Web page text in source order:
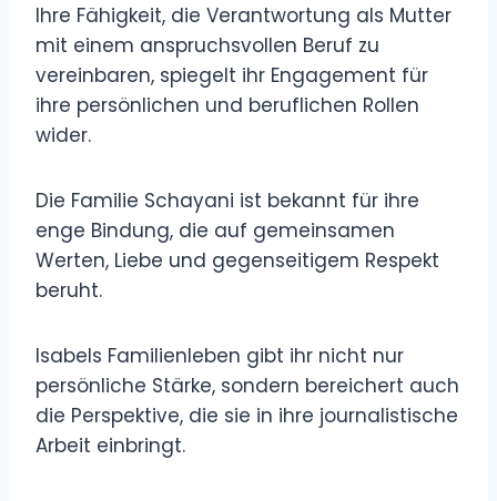
Ihre Fähigkeit, die Verantwortung als Mutter
mit einem anspruchsvollen Beruf zu
vereinbaren, spiegelt ihr Engagement für
ihre persönlichen und beruflichen Rollen
wider.
Die Familie Schayani ist bekannt für ihre
enge Bindung, die auf gemeinsamen
Werten, Liebe und gegenseitigem Respekt
beruht.
Isabels Familienleben gibt ihr nicht nur
persönliche Stärke, sondern bereichert auch
die Perspektive, die sie in ihre journalistische
Arbeit einbringt.